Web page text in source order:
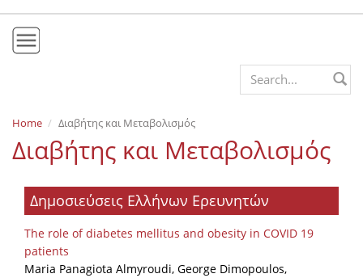
Mission & Vision
Policies
e-Infrastructure
Organisational Structure
EKT Tenders
Search form
Home Διαβήτης και Μεταβολισμός
Διαβήτης και Μεταβολισμός
Δημοσιεύσεις Ελλήνων Ερευνητών
The role of diabetes mellitus and obesity in COVID 19
patients
Maria Panagiota Almyroudi, George Dimopoulos,